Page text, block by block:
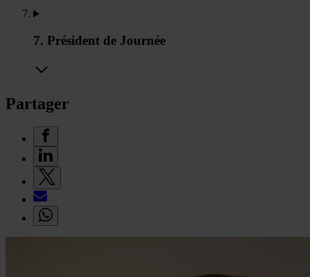
7. Président de Journée
Partager